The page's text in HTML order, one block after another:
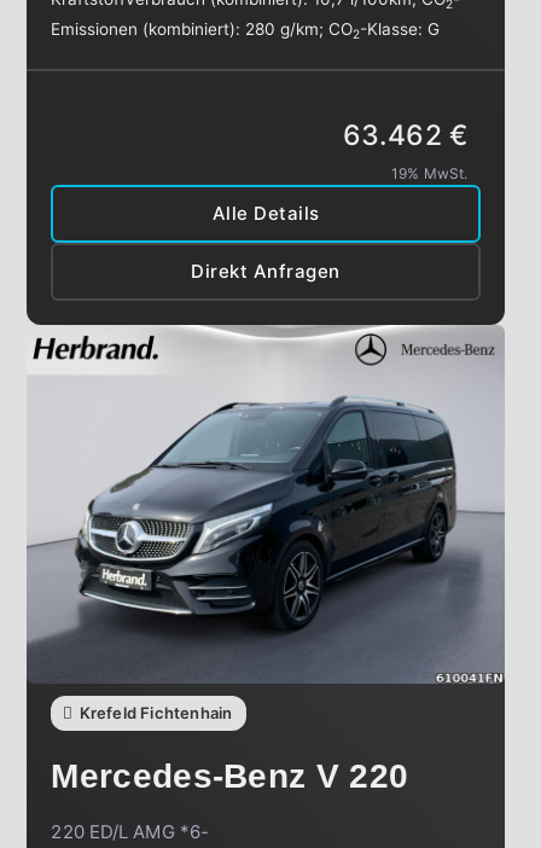
2
Emissionen (kombiniert): 280 g/km;CO2-Klasse:G
Alle Details
Direkt Anfragen
63.462 €
19% MwSt.
Krefeld Fichtenhain
Mercedes-Benz V 220
220 ED/L AMG *6-